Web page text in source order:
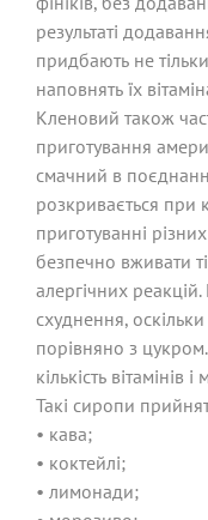
результаті
придбають не
наповнять їх
Кленовий також
приготування
смачний в
розкривається при
приготуванні
безпечно вживати
алергічних
схуднення,
порівняно з
кількість вітамінів
Такі сиропи
• кава;
• коктейлі;
• лимонади;